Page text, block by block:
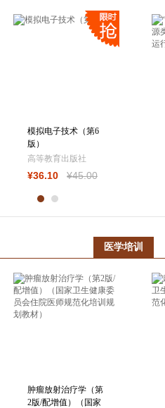
模拟电子技术（第6
版）
高等教育出版社
¥36.10 ¥45.00
医学培训
肿瘤放射治疗学（第
2版/配增值）（国家